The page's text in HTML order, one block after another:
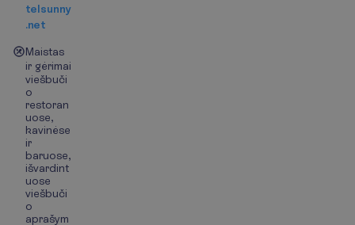
telsunny
.net
Maistas
ir gėrimai
viešbuči
o
restoran
uose,
kavinėse
ir
baruose,
išvardint
uose
viešbuči
o
aprašym